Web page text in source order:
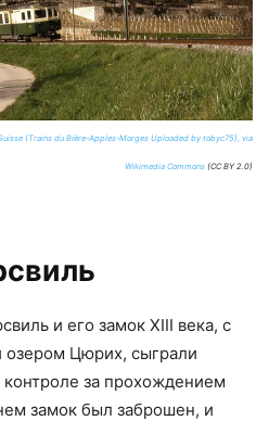
(Trains du Bière-Apples-Morges Uploaded by tobyc75), via
Wikimedia Commons (CC BY 2.0)
и его замок XIII века, с
Цюрих, сыграли
за прохождением
замок был заброшен, и